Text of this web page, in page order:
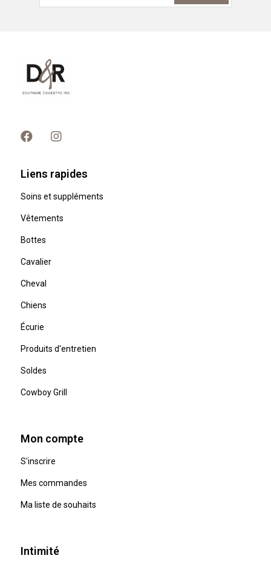
Liens rapides
Soins et suppléments
Vêtements
Bottes
Cavalier
Cheval
Chiens
Écurie
Produits d'entretien
Soldes
Cowboy Grill
Mon compte
S'inscrire
Mes commandes
Ma liste de souhaits
Intimité